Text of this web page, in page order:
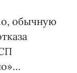
обычную